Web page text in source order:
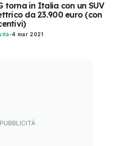
torna in Italia con un SUV
da 23.900 euro (con
-4 mar 2021